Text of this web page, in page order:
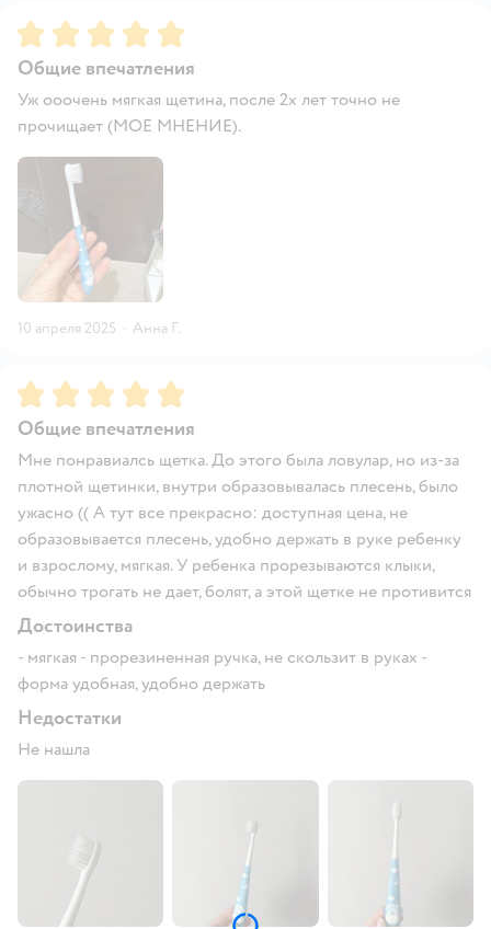
Рейтинг:5
Общие впечатления
Уж ооочень мягкая щетина, после 2х лет точно не
прочищает (МОЕ МНЕНИЕ).
10 апреля 2025 · Анна Г.
Рейтинг:5
Общие впечатления
Мне понравиалсь щетка. До этого была ловулар, но из-за
плотной щетинки, внутри образовывалась плесень, было
ужасно (( А тут все прекрасно: доступная цена, не
образовывается плесень, удобно держать в руке ребенку
и взрослому, мягкая. У ребенка прорезываются клыки,
обычно трогать не дает, болят, а этой щетке не противится
Достоинства
- мягкая - прорезиненная ручка, не скользит в руках -
форма удобная, удобно держать
Недостатки
Не нашла